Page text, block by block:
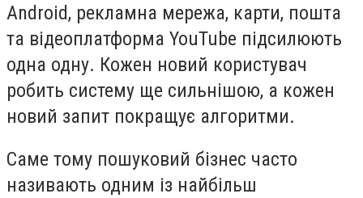
Android, рекламна мережа, карти, пошта
та відеоплатформа YouTube підсилюють
одна одну. Кожен новий користувач
робить систему ще сильнішою, а кожен
новий запит покращує алгоритми.
Саме тому пошуковий бізнес часто
називають одним із найбільш